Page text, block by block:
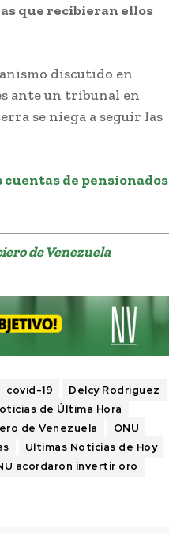
que recibieran ellos
discutido en
ante un tribunal en
se niega a seguir las
cuentas de pensionados
de Venezuela
covid-19
Delcy Rodríguez
de Última Hora
de Venezuela
ONU
Ultimas Noticias de Hoy
acordaron invertir oro